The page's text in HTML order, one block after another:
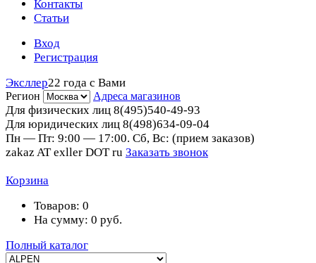
Контакты
Статьи
Вход
Регистрация
Эксллер22 года с Вами
Регион Адреса магазинов
Для физических лиц 8(495)540-49-93
Для юридических лиц 8(498)634-09-04
Пн — Пт: 9:00 — 17:00. Сб, Вс: (прием заказов)
zakaz AT exller DOT ru Заказать звонок
Корзина
Товаров: 0
На сумму: 0 руб.
Полный каталог